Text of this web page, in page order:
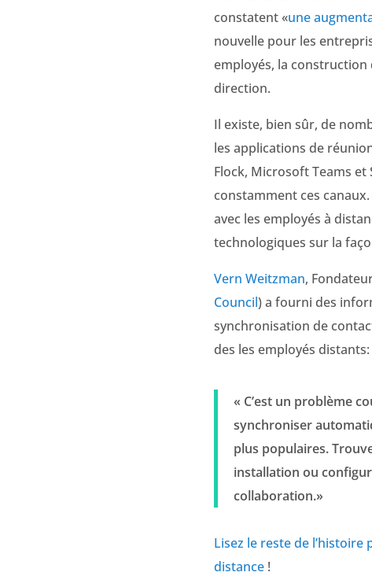
constatent «une
nouvelle pour les
employés, la construction
direction.
Il existe, bien sûr, de
les applications de
Flock, Microsoft Teams et
constamment ces
avec les employés à
technologiques sur la
Vern Weitzman,
Council) a fourni des
synchronisation de
des les employés distants:
« C’est un problème
synchroniser
plus populaires.
installation ou
collaboration.»
Lisez le reste de
distance !